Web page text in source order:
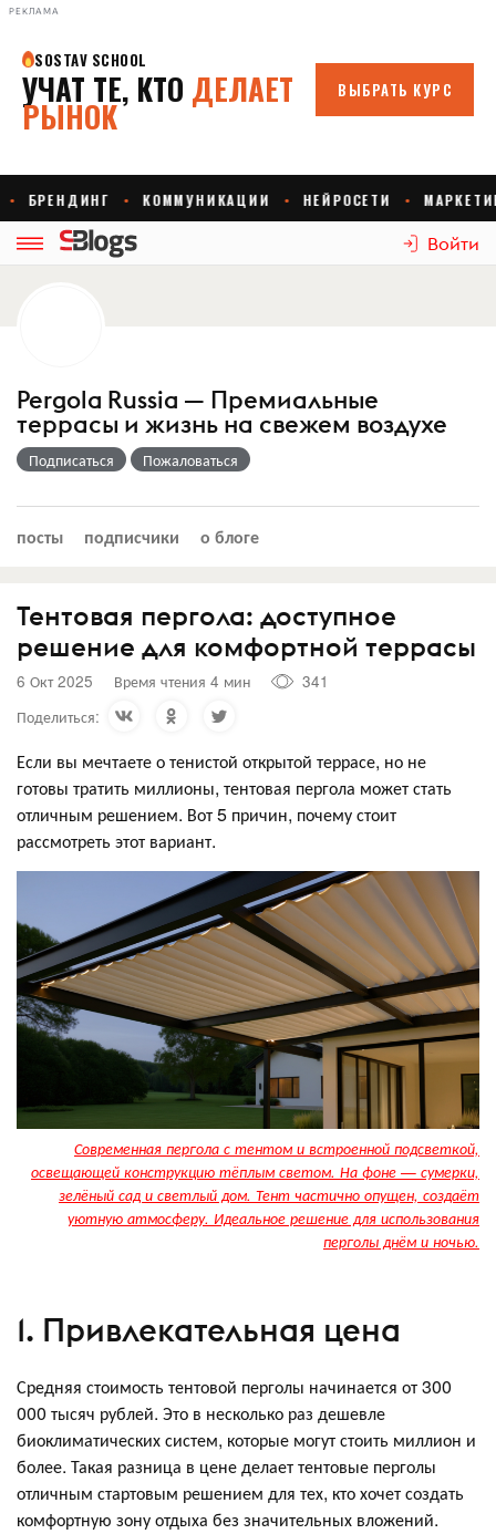
РЕКЛАМА
Войти
Pergola Russia — Премиальные
террасы и жизнь на свежем воздухе
Подписаться Пожаловаться
посты подписчики о блоге
Тентовая пергола: доступное
решение для комфортной террасы
6 Окт 2025 Время чтения 4 мин
341
Поделиться:
Если вы мечтаете о тенистой открытой террасе, но не
готовы тратить миллионы, тентовая пергола может стать
отличным решением. Вот 5 причин, почему стоит
рассмотреть этот вариант.
Современная пергола с тентом и встроенной подсветкой,
освещающей конструкцию тёплым светом. На фоне — сумерки,
зелёный сад и светлый дом. Тент частично опущен, создаёт
уютную атмосферу. Идеальное решение для использования
перголы днём и ночью.
1. Привлекательная цена
Средняя стоимость тентовой перголы начинается от 300
000 тысяч рублей. Это в несколько раз дешевле
биоклиматических систем, которые могут стоить миллион и
более. Такая разница в цене делает тентовые перголы
отличным стартовым решением для тех, кто хочет создать
комфортную зону отдыха без значительных вложений.